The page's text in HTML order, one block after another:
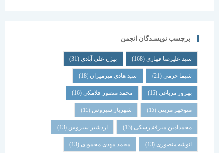
برچسب نویسندگان انجمن
سید علیرضا قهاری(168) بیژن علی آبادی(31)
شیما خرمی(21) سید هادی میرمیران(18)
بهروز مرباغی (16) محمد منصور فلامکی (16)
منوچهر مزینی(15) شهریار سیروس(15)
محمدامین میرفندرسکی(13) اردشیر سیروس(13)
انوشه منصوری(13) محمد مهدی محمودی(13)